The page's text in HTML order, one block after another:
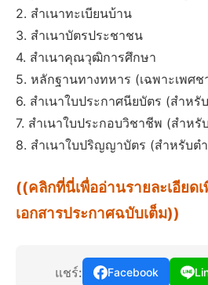
2. สำเนาทะเบียนบ้าน
3. สำเนาบัตรประชาชน
4. สำเนาคุณวุฒิการศึกษา
5. หลักฐานทางทหาร (เฉพาะเพศช
6. สำเนาใบประกาศนียบัตร (สำห
7. สำเนาใบประกอบวิชาชีพ (สำหรั
8. สำเนาใบปริญญาบัตร (สำหรับต
((คลิกที่นี่เพื่ออ่านรายละเอียด
เอกสารประกาศฉบับเต็ม))
แชร์: Facebook